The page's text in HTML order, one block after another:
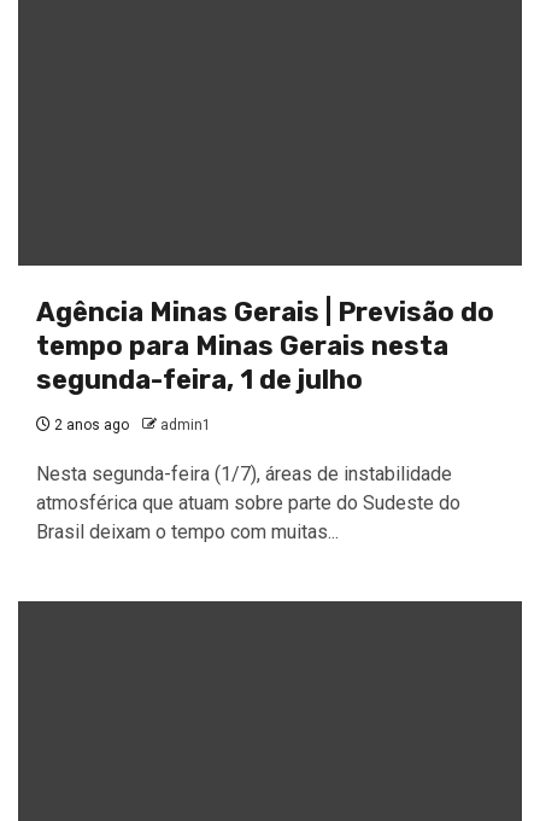
Agência Minas Gerais | Previsão do
tempo para Minas Gerais nesta
segunda-feira, 1 de julho
2 anos ago admin1
Nesta segunda-feira (1/7), áreas de instabilidade
atmosférica que atuam sobre parte do Sudeste do
Brasil deixam o tempo com muitas...